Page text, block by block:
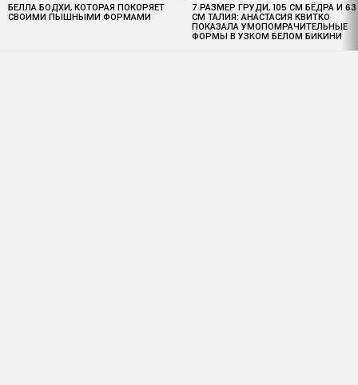
БЕЛЛА БОДХИ, КОТОРАЯ ПОКОРЯЕТ
СВОИМИ ПЫШНЫМИ ФОРМАМИ
7 РАЗМЕР ГРУДИ, 105 СМ БЁДРА И 63
СМ ТАЛИЯ: АНАСТАСИЯ КВИТКО
ПОКАЗАЛА УМОПОМРАЧИТЕЛЬНЫЕ
ФОРМЫ В УЗКОМ БЕЛОМ БИКИНИ